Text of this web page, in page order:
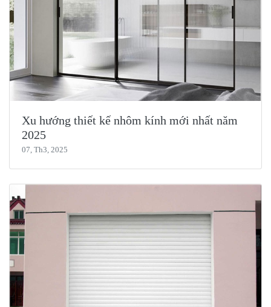
Xu hướng thiết kế nhôm kính mới nhất năm
2025
07, Th3, 2025